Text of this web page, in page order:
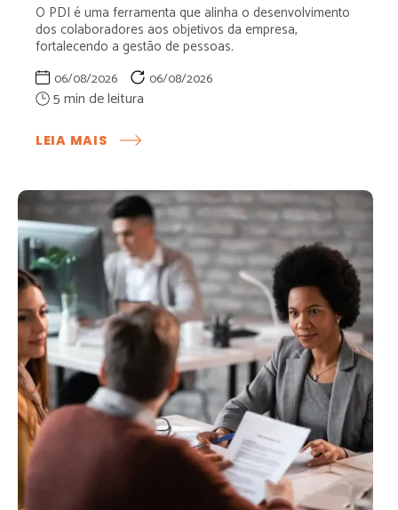
O PDI é uma ferramenta que alinha o desenvolvimento
dos colaboradores aos objetivos da empresa,
fortalecendo a gestão de pessoas.
06/08/2026 06/08/2026
LEIA MAIS
PDI:
TRANSFORMAR
O
DESENVOLVIMENTO
DOS
COLABORADORES
EM
ESTRATÉGIA